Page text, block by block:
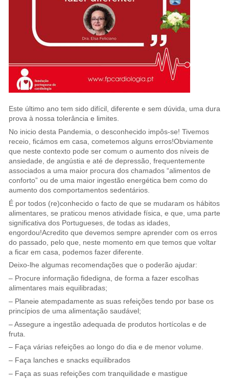
Este último ano tem sido difícil, diferente e sem dúvida, uma dura
prova à nossa tolerância e limites.
No inicio desta Pandemia, o desconhecido impôs-se! Tivemos
receio, ficámos em casa, cometemos alguns erros!Obviamente
que neste contexto pode ser comum o aumento dos níveis de
ansiedade, de angústia e até de depressão, frequentemente
associados a uma maior procura dos chamados “alimentos de
conforto” ou de uma maior ingestão energética bem como do
aumento dos comportamentos sedentários.
É por todos (re)conhecido o facto de que se mudaram os hábitos
alimentares, se praticou menos atividade física, e que, uma parte
significativa dos Portugueses, de todas as idades,
engordou!Acredito que devemos sempre aprender com os erros
do passado, pelo que, neste momento em que temos que voltar
a ficar em casa, podemos fazer diferente.
Deixo-lhe algumas recomendações que o poderão ajudar:
– Procure informação fidedigna, de forma a fazer escolhas
alimentares mais equilibradas;
– Planeie atempadamente as suas refeições tendo por base os
princípios de uma alimentação saudável;
– Assegure a ingestão adequada de produtos hortícolas e de
fruta.
– Faça várias refeições ao longo do dia e de menor volume.
– Faça lanches e snacks equilibrados
– Faça as suas refeições com tranquilidade e mastigue